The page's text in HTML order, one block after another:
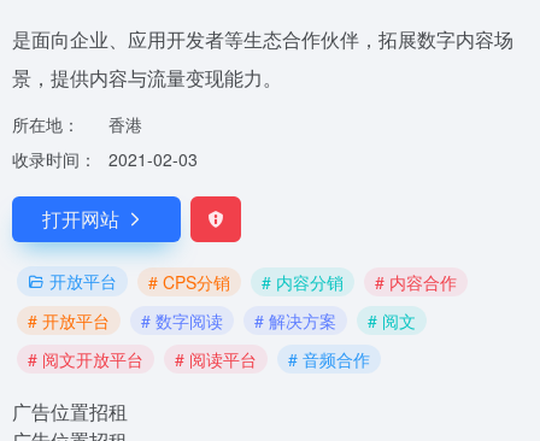
是面向企业、应用开发者等生态合作伙伴，拓展数字内容场
景，提供内容与流量变现能力。
所在地：
香港
收录时间：
2021-02-03
打开网站
开放平台 # CPS分销 # 内容分销
# 内容合作
# 开放平台
# 数字阅读 # 解决方案
# 阅文
# 阅文开放平台
# 阅读平台 # 音频合作
广告位置招租